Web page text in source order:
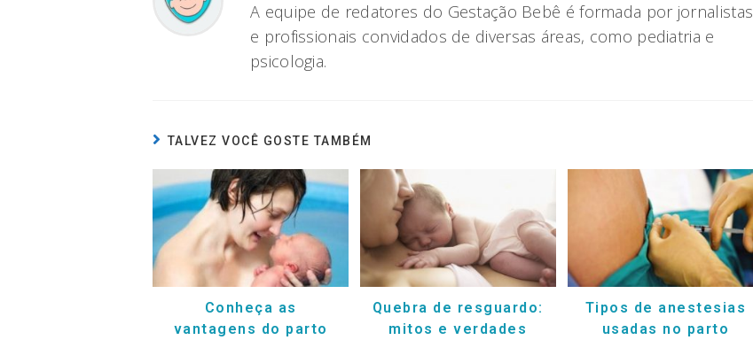
A equipe de redatores do Gestação Bebê é formada por jornalistas
e profissionais convidados de diversas áreas, como pediatria e
psicologia.
TALVEZ VOCÊ GOSTE TAMBÉM
Conheça as
vantagens do parto
Quebra de resguardo:
mitos e verdades
Tipos de anestesias
usadas no parto